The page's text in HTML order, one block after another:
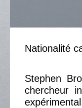
Nationalité
Stephen
chercheur